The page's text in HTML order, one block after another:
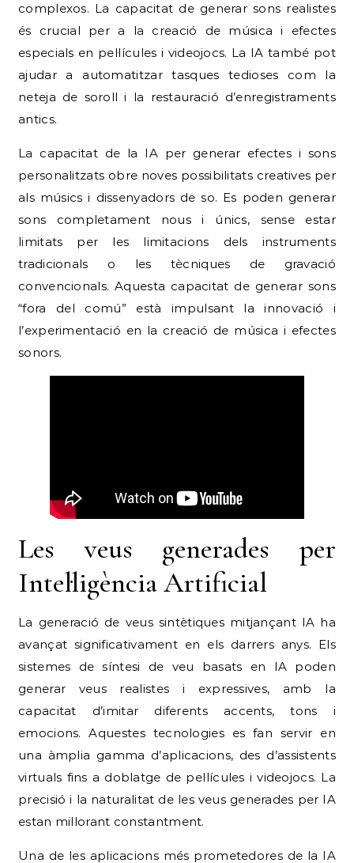
complexos. La capacitat de generar sons realistes
és crucial per a la creació de música i efectes
especials en pel·lícules i videojocs. La IA també pot
ajudar a automatitzar tasques tedioses com la
neteja de soroll i la restauració d’enregistraments
antics.
La capacitat de la IA per generar efectes i sons
personalitzats obre noves possibilitats creatives per
als músics i dissenyadors de so. Es poden generar
sons completament nous i únics, sense estar
limitats per les limitacions dels instruments
tradicionals o les tècniques de gravació
convencionals. Aquesta capacitat de generar sons
“fora del comú” està impulsant la innovació i
l’experimentació en la creació de música i efectes
sonors.
Les veus generades per
Intel·ligència Artificial
La generació de veus sintètiques mitjançant IA ha
avançat significativament en els darrers anys. Els
sistemes de síntesi de veu basats en IA poden
generar veus realistes i expressives, amb la
capacitat d’imitar diferents accents, tons i
emocions. Aquestes tecnologies es fan servir en
una àmplia gamma d’aplicacions, des d’assistents
virtuals fins a doblatge de pel·lícules i videojocs. La
precisió i la naturalitat de les veus generades per IA
estan millorant constantment.
Una de les aplicacions més prometedores de la IA